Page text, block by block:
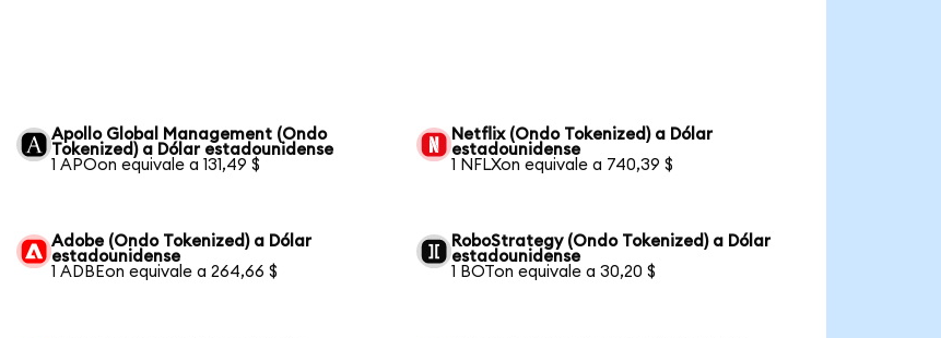
Apollo Global Management (Ondo
Tokenized) a Dólar estadounidense
1 APOon equivale a 131,49 $
Netflix (Ondo Tokenized) a Dólar
estadounidense
1 NFLXon equivale a 740,39 $
Adobe (Ondo Tokenized) a Dólar
estadounidense
1 ADBEon equivale a 264,66 $
RoboStrategy (Ondo Tokenized) a Dólar
estadounidense
1 BOTon equivale a 30,20 $